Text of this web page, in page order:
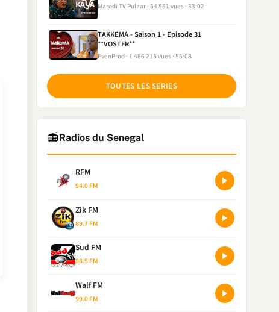
Marodi TV Pulaar 54 561 vues 33:02
TAKKEMA - Saison 1 - Episode 31
**VOSTFR**
EvenProd 1 486 215 vues 55:08
TOUTES LES SERIES
📻Radios du Senegal
RFM
94.0 FM
Zik FM
89.7 FM
Sud FM
98.5 FM
Walf FM
99.0 FM